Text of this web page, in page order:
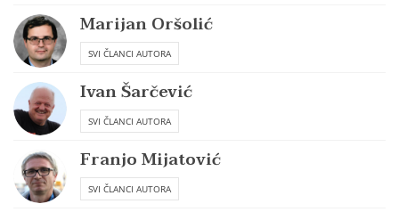
Marijan Oršolić
SVI ČLANCI AUTORA
Ivan Šarčević
SVI ČLANCI AUTORA
Franjo Mijatović
SVI ČLANCI AUTORA